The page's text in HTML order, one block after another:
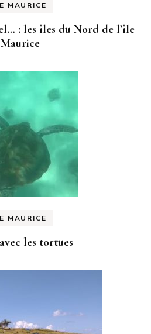
MAURICE
: les îles du Nord de l’île
Maurice
MAURICE
les tortues